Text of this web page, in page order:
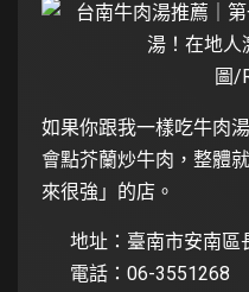
圖/
如果你跟我一樣吃牛肉
會點芥蘭炒牛肉，整體
來很強」的店。
地址：臺南市安南區
電話：06-3551268